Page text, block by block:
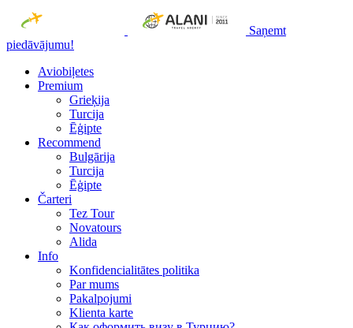
Saņemt
piedāvājumu!
Aviobiļetes
Premium
Grieķija
Turcija
Ēģipte
Recommend
Bulgārija
Turcija
Ēģipte
Čarteri
Tez Tour
Novatours
Alida
Info
Konfidencialitātes politika
Par mums
Рakalpojumi
Klienta karte